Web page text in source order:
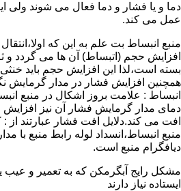
دما و یا فشار و دما فعال می شوند ولی
عمل می کند.
منبع انبساط بت علم به این که
افزایش حجم (اتبساط) آن ها می گردد و
بسته است،لذا این افزایش حجم باید
همچنین افزایش فشار در مدار گرمایش
انبساط : علامت بروز اشکال در منبع
دمای مدار گرمایش فشار آن نیز افزایش
افت می کند.دلایل افت فشار عبارتند از :
منبع انبساط،انسداد لوله رابط منبع با
دیافگرام منبع است.
مشکل رایج آبگرمکن که به تعمیر و عیب
ایستاده نیاز دارند